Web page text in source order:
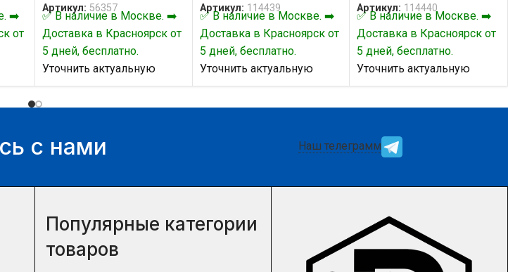
➡️
от
Вы
Артикул: 56357
✅ В наличие в Москве. ➡️
Доставка в Красноярск от
5 дней, бесплатно.
Уточнить актуальную
цену и наличие товара Вы
можете у нашего
Артикул: 114439
✅ В наличие в Москве. ➡️
Доставка в Красноярск от
5 дней, бесплатно.
Уточнить актуальную
цену и наличие товара Вы
Артикул: 114440
✅ В наличие в Москве. ➡️
Доставка в Красноярск от
5 дней, бесплатно.
Уточнить актуальную
цену и наличие товара Вы
с нами Наш телеграмм
Популярные категории
товаров